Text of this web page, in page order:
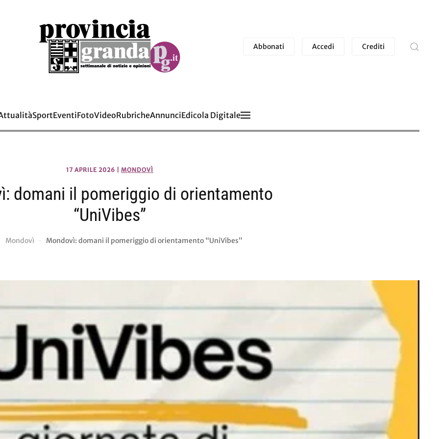
Abbonati Accedi Crediti
SportEventiFotoVideoRubricheAnnunciEdicola Digitale
17 APRILE 2026 MONDOVÌ
domani il pomeriggio di orientamento
“UniVibes”
Mondovì Mondovì: domani il pomeriggio di orientamento “UniVibes”